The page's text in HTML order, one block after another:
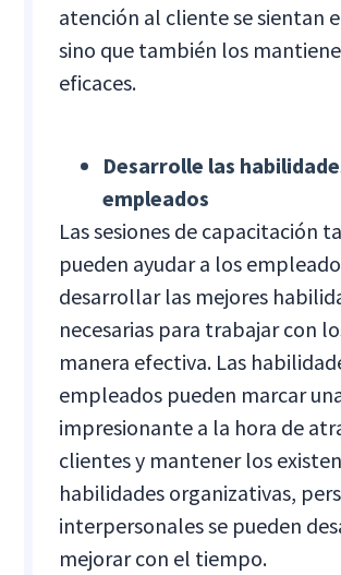
atención al cliente se sientan
sino que también los
eficaces.
Desarrolle las
empleados
Las sesiones de capacitación
pueden ayudar a los
desarrollar las mejores
necesarias para trabajar con
manera efectiva. Las
empleados pueden marcar
impresionante a la hora de
clientes y mantener los
habilidades organizativas,
interpersonales se pueden
mejorar con el tiempo.